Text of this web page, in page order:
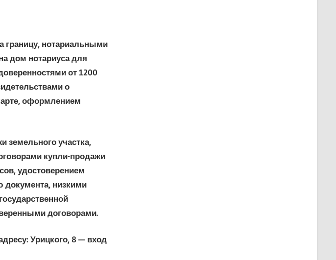
границу, нотариальными
дом нотариуса для
от 1200
о
оформлением
земельного участка,
купли-продажи
удостоверением
документа, низкими
договорами.
Урицкого, 8 — вход